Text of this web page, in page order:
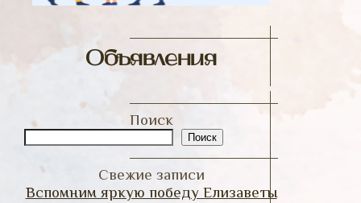
Объявления
Поиск
Поиск
Свежие записи
Вспомним яркую победу Елизаветы